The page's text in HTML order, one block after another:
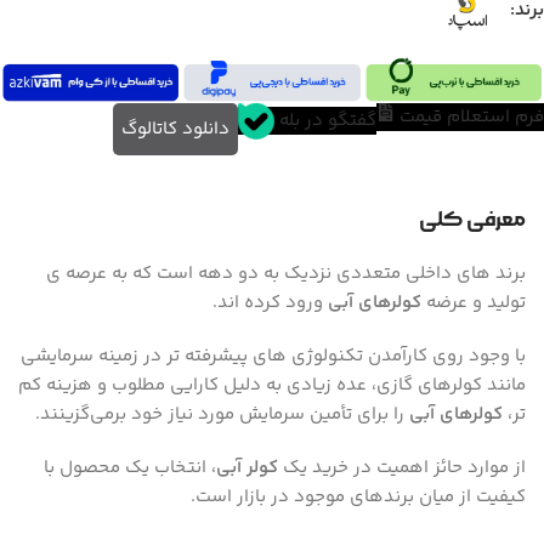
برند:
فرم استعلام قیمت گفتگو در بله دانلود کاتالوگ
معرفی کلی
برند های داخلی متعددی نزدیک به دو دهه است که به عرصه ی
تولید و عرضه کولرهای آبی ورود کرده اند.
با وجود روی کارآمدن تکنولوژی های پیشرفته تر در زمینه سرمایشی
مانند کولرهای گازی، عده زیادی به دلیل کارایی مطلوب و هزینه کم
تر، کولرهای آبی را برای تأمین سرمایش مورد نیاز خود برمی‌گزینند.
از موارد حائز اهمیت در خرید یک کولر آبی، انتخاب یک محصول با
کیفیت از میان برندهای موجود در بازار است.